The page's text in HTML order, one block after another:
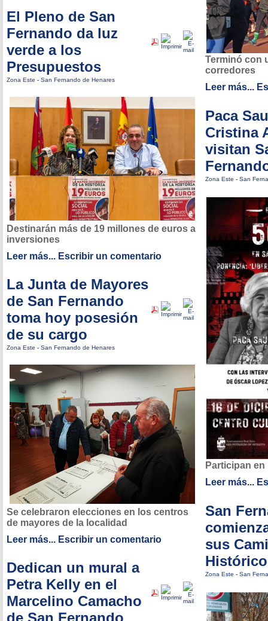
El Pleno de San
Fernando da luz
verde a los
Presupuestos
Zona Este - San Fernando de Henares
Destinarán más de 19 millones de euros a
inversiones
Leer más... Escribir un comentario
La Junta de Mayores
de San Fernando
toma hoy posesión
de su cargo
Zona Este - San Fernando de Henares
Se celebraron elecciones en los centros
de mayores de la localidad
Leer más... Escribir un comentario
Dedican un mural a
Petra Kelly en el
Marcelino Camacho
de San Fernando
Terminó con
corredores
Leer más...
Paca
Cristina
visitan
Zona Este - San
Participan
Leer más...
San
sus
Zona Este - San